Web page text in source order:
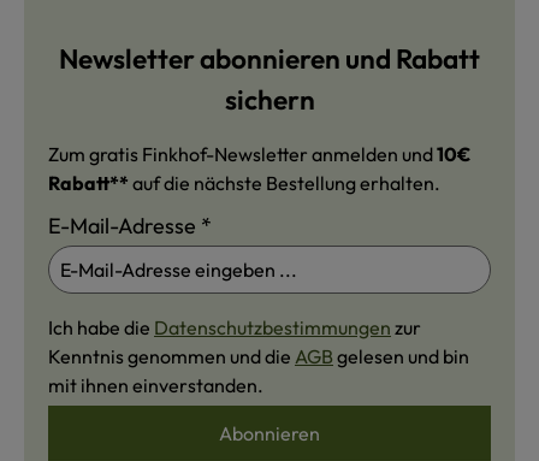
Newsletter abonnieren und Rabatt
sichern
Zum gratis Finkhof-Newsletter anmelden und10€
Rabatt** auf die nächste Bestellung erhalten.
E-Mail-Adresse *
Ich habe die Datenschutzbestimmungen zur
Kenntnis genommen und die AGB gelesen und bin
mit ihnen einverstanden.
Abonnieren